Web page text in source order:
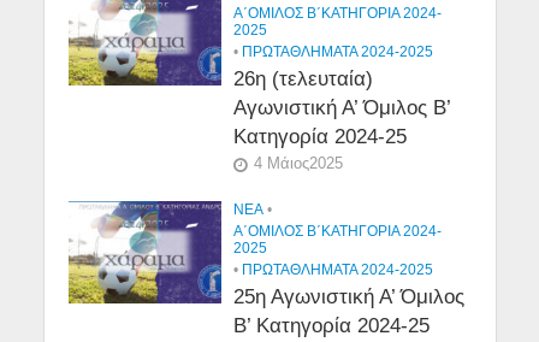
Α΄ΟΜΙΛΟΣ Β΄ΚΑΤΗΓΟΡΙΑ 2024-
2025
• ΠΡΩΤΑΘΛΗΜΑΤΑ 2024-2025
26η (τελευταία)
Αγωνιστική Α’ Όμιλος Β’
Κατηγορία 2024-25
4 Μάιος2025
NEA •
Α΄ΟΜΙΛΟΣ Β΄ΚΑΤΗΓΟΡΙΑ 2024-
2025
• ΠΡΩΤΑΘΛΗΜΑΤΑ 2024-2025
25η Αγωνιστική Α’ Όμιλος
Β’ Κατηγορία 2024-25